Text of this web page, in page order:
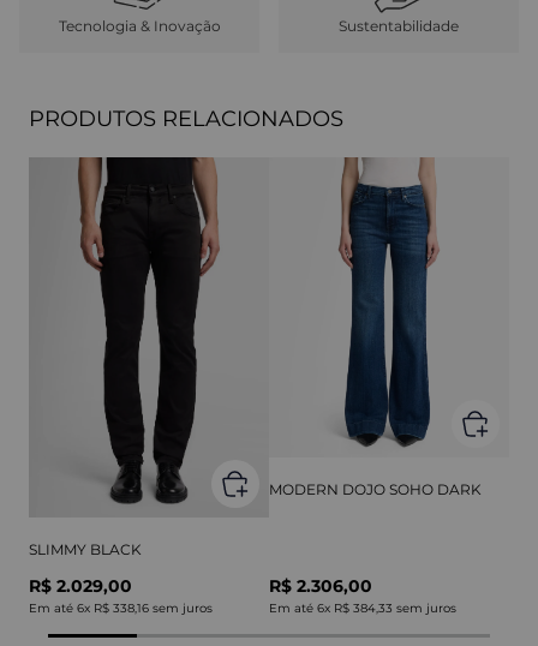
Tecnologia & Inovação Sustentabilidade
PRODUTOS RELACIONADOS
SLIMMY BLACK
R$ 2.029,00
Em até 6x R$ 338,16 sem juros
MODERN DOJO SOHO DARK
R$ 2.306,00
Em até 6x R$ 384,33 sem juros